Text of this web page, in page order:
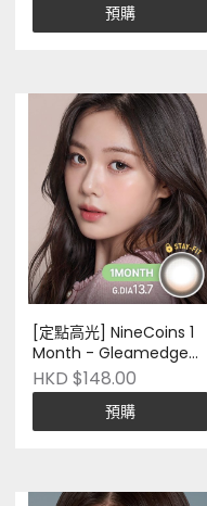
品牌｜Pre-Order
預購
[定點高光] NineCoins 1
Month - Gleamedge
#Bold Brown｜兩片裝｜
Silicone Hydrogel｜韓國
品牌｜Pre-Order
HKD $148.00
預購